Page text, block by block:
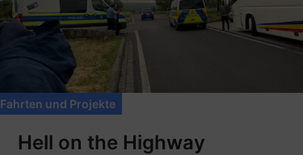
Fahrten und Projekte
Hell on the Highway